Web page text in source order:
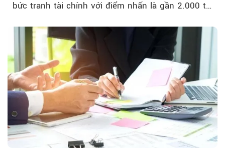
bức tranh tài chính với điểm nhấn là gần 2.000 tỷ